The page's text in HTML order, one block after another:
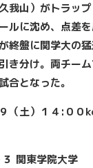
我山）がトラッ
ルに沈め、点差
終盤に関学大の
き分け。両チー
合となった。
（土）１４:００
関東学院大学